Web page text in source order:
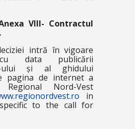
VIII- Contractul
intră în vigoare
data publicării
ului și al ghidului
pagina de internet a
Regional Nord-Vest
in
to the call for